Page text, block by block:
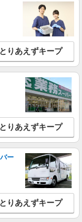
東京都大田区中央8丁
詳細を見る
（東京都大田区矢口2
詳細を見る
とりあえずキープ
とりあえずキープ
ー
とりあえずキープ